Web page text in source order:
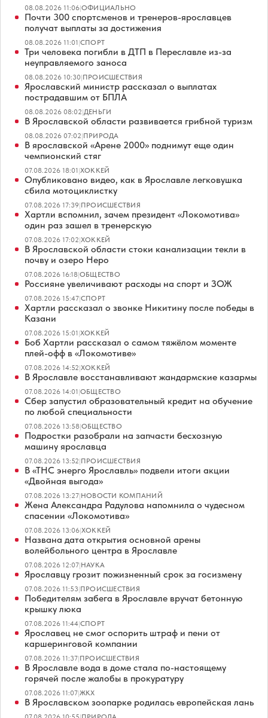
08.08.2026 11:06|ОФИЦИАЛЬНО
Почти 300 спортсменов и тренеров-ярославцев
получат выплаты за достижения
08.08.2026 11:01|СПОРТ
Три человека погибли в ДТП в Переславле из-за
неуправляемого заноса
08.08.2026 10:30|ПРОИСШЕСТВИЯ
Ярославский министр рассказал о выплатах
пострадавшим от БПЛА
08.08.2026 08:02|ДЕНЬГИ
В Ярославской области развивается грибной туризм
08.08.2026 07:02|ПРИРОДА
В ярославской «Арене 2000» поднимут еще один
чемпионский стяг
07.08.2026 18:01|ХОККЕЙ
Опубликовано видео, как в Ярославле легковушка
сбила мотоциклистку
07.08.2026 17:39|ПРОИСШЕСТВИЯ
Хартли вспомнил, зачем президент «Локомотива»
один раз зашел в тренерскую
07.08.2026 17:02|ХОККЕЙ
В Ярославской области стоки канализации текли в
почву и озеро Неро
07.08.2026 16:18|ОБЩЕСТВО
Россияне увеличивают расходы на спорт и ЗОЖ
07.08.2026 15:47|СПОРТ
Хартли рассказал о звонке Никитину после победы в
Казани
07.08.2026 15:01|ХОККЕЙ
Боб Хартли рассказал о самом тяжёлом моменте
плей-офф в «Локомотиве»
07.08.2026 14:52|ХОККЕЙ
В Ярославле восстанавливают жандармские казармы
07.08.2026 14:01|ОБЩЕСТВО
Сбер запустил образовательный кредит на обучение
по любой специальности
07.08.2026 13:58|ОБЩЕСТВО
Подростки разобрали на запчасти бесхозную
машину ярославца
07.08.2026 13:52|ПРОИСШЕСТВИЯ
В «ТНС энерго Ярославль» подвели итоги акции
«Двойная выгода»
07.08.2026 13:27|НОВОСТИ КОМПАНИЙ
Жена Александра Радулова напомнила о чудесном
спасении «Локомотива»
07.08.2026 13:06|ХОККЕЙ
Названа дата открытия основной арены
волейбольного центра в Ярославле
07.08.2026 12:07|НАУКА
Ярославцу грозит пожизненный срок за госизмену
07.08.2026 11:53|ПРОИСШЕСТВИЯ
Победителям забега в Ярославле вручат бетонную
крышку люка
07.08.2026 11:44|СПОРТ
Ярославец не смог оспорить штраф и пени от
каршеринговой компании
07.08.2026 11:37|ПРОИСШЕСТВИЯ
В Ярославле вода в доме стала по-настоящему
горячей после жалобы в прокуратуру
07.08.2026 11:07|ЖКХ
В Ярославском зоопарке родилась европейская лань